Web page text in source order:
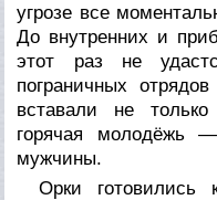
угрозе все
До внутренних и
этот раз не
пограничных
вставали не
горячая молодёжь
мужчины.
Орки